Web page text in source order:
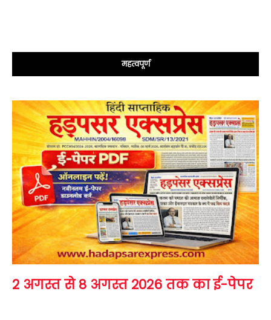
महत्वपूर्ण
2 अगस्त से 8 अगस्त 2026 तक का ई-पेपर